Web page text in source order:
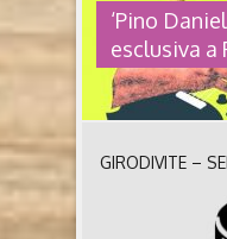
‘Pino
esclusiva a
‘PINO
ESCLUSIVA
GIRODIVITE –